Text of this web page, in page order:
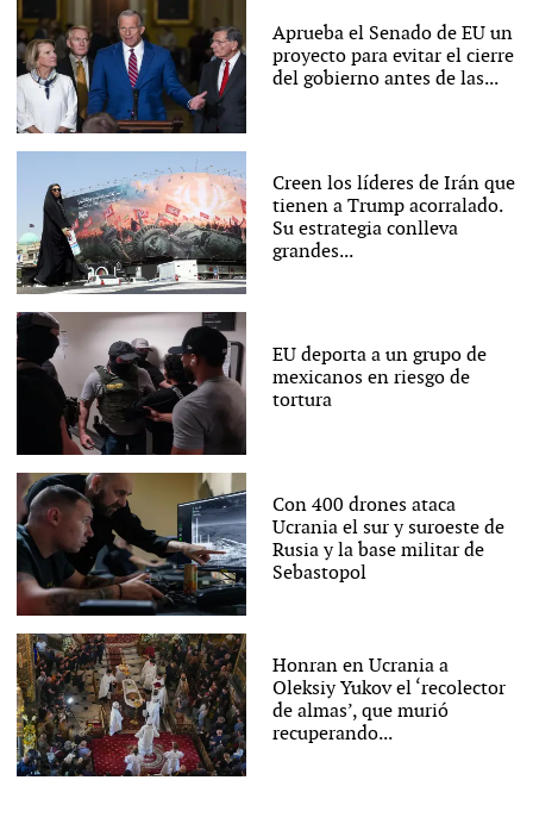
Aprueba el Senado de EU un
proyecto para evitar el cierre
del gobierno antes de las...
Creen los líderes de Irán que
tienen a Trump acorralado.
Su estrategia conlleva
grandes...
EU deporta a un grupo de
mexicanos en riesgo de
tortura
Con 400 drones ataca
Ucrania el sur y suroeste de
Rusia y la base militar de
Sebastopol
Honran en Ucrania a
Oleksiy Yukov el ‘recolector
de almas’, que murió
recuperando...